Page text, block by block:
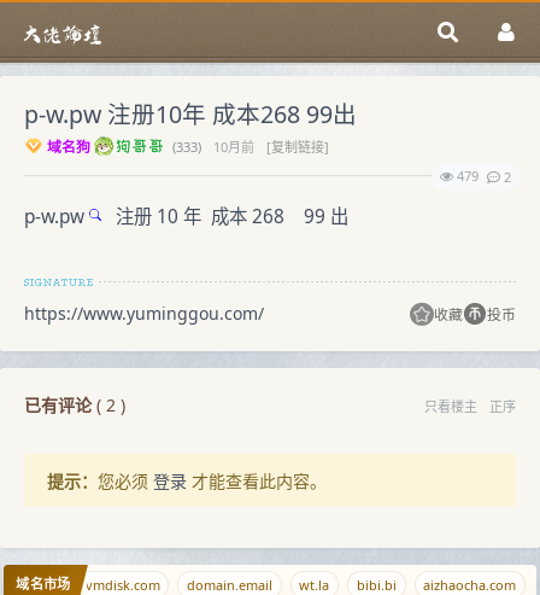
p-w.pw 注册10年 成本268 99出
域名狗 (333) 10月前
[复制链接]
479
2
p-w.pw 注册 10 年 成本 268 99 出
https://www.yuminggou.com/ 收藏 投币
已有评论( 2 ) 只看楼主 正序
提示： 您必须 登录 才能查看此内容。
域名市场 vmdisk.com domain.email wt.la bibi.bi aizhaocha.com